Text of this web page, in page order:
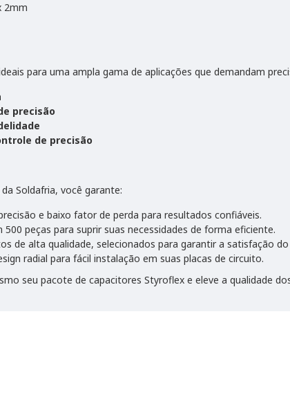
2mm
para uma ampla gama de aplicações que demandam
precisão
de precisão
Soldafria, você garante:
e baixo fator de perda para resultados confiáveis.
500 peças para suprir suas necessidades de forma eficiente.
de alta qualidade, selecionados para garantir a satisfação
radial para fácil instalação em suas placas de circuito.
seu pacote de capacitores Styroflex e eleve a qualidade